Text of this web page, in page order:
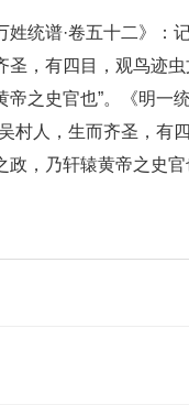
统谱·卷五十二》：
圣，有四目，观鸟迹
帝之史官也”。《明一
村人，生而齐圣，有
政，乃轩辕黄帝之史官